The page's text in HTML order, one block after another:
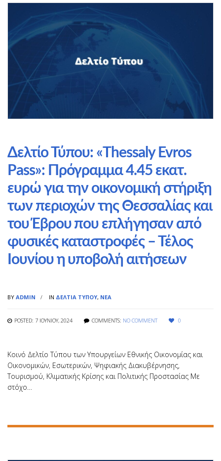
Δελτίο Τύπου: «Thessaly Evros
Pass»: Πρόγραμμα 4.45 εκατ.
ευρώ για την οικονομική στήριξη
των περιοχών της Θεσσαλίας και
του Έβρου που επλήγησαν από
φυσικές καταστροφές – Τέλος
Ιουνίου η υποβολή αιτήσεων
BY ADMIN IN ΔΕΛΤΊΑ ΤΎΠΟΥ, ΝΈΑ
POSTED: 7 ΙΟΥΝΊΟΥ, 2024 COMMENTS: NO COMMENT 0
Κοινό Δελτίο Τύπου των Υπουργείων Εθνικής Οικονομίας και
Οικονομικών, Εσωτερικών, Ψηφιακής Διακυβέρνησης,
Τουρισμού, Κλιματικής Κρίσης και Πολιτικής Προστασίας Με
στόχο…